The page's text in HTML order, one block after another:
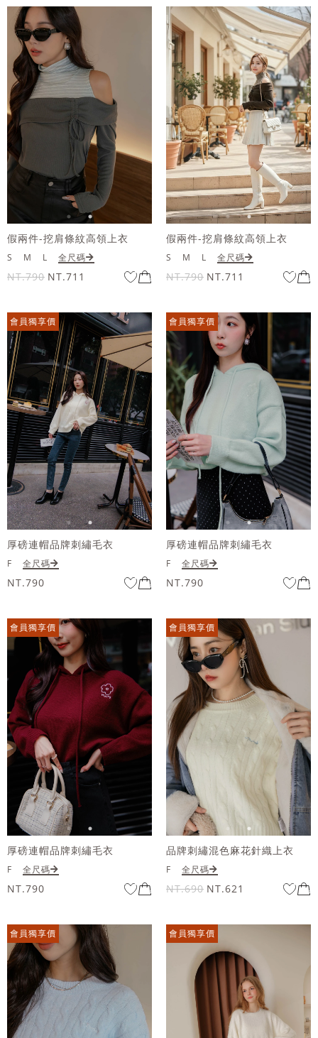
假兩件-挖肩條紋高領上衣
S M L 全尺碼
NT.790 NT.711
假兩件-挖肩條紋高領上衣
S M L 全尺碼
NT.790 NT.711
會員獨享價
厚磅連帽品牌刺繡毛衣
F 全尺碼
NT.790
會員獨享價
厚磅連帽品牌刺繡毛衣
F 全尺碼
NT.790
會員獨享價
厚磅連帽品牌刺繡毛衣
F 全尺碼
NT.790
會員獨享價
品牌刺繡混色麻花針織上衣
F 全尺碼
NT.690 NT.621
會員獨享價 會員獨享價